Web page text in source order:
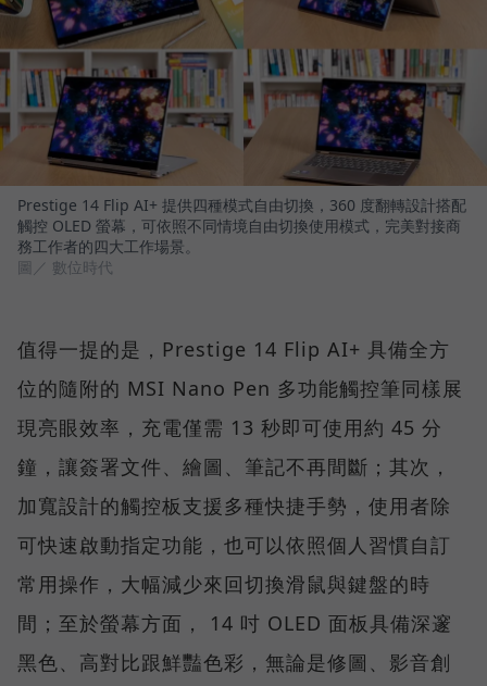
Prestige 14 Flip AI+ 提供四種模式自由切換，360 度翻轉設計搭配
觸控 OLED 螢幕，可依照不同情境自由切換使用模式，完美對接商
務工作者的四大工作場景。
圖／ 數位時代
值得一提的是，Prestige 14 Flip AI+ 具備全方
位的隨附的 MSI Nano Pen 多功能觸控筆同樣展
現亮眼效率，充電僅需 13 秒即可使用約 45 分
鐘，讓簽署文件、繪圖、筆記不再間斷；其次，
加寬設計的觸控板支援多種快捷手勢，使用者除
可快速啟動指定功能，也可以依照個人習慣自訂
常用操作，大幅減少來回切換滑鼠與鍵盤的時
間；至於螢幕方面， 14 吋 OLED 面板具備深邃
黑色、高對比跟鮮豔色彩，無論是修圖、影音創